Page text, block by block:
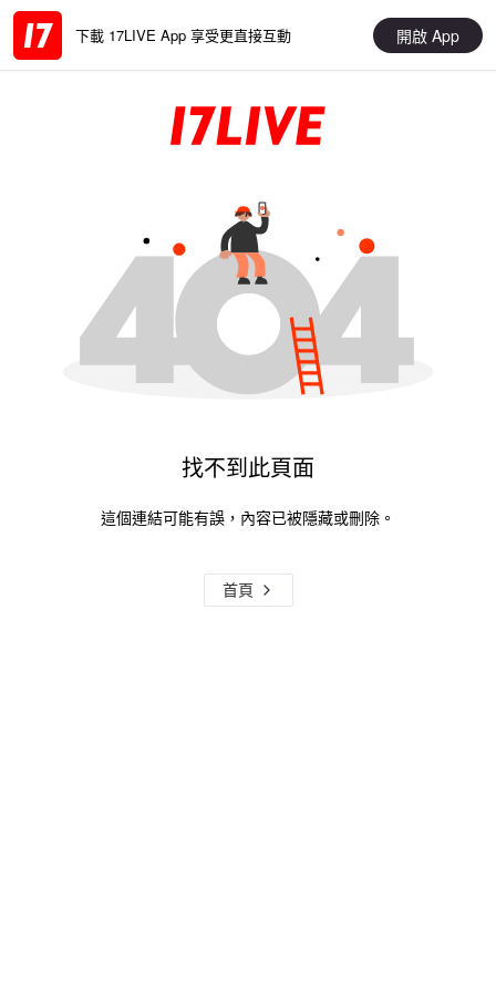
下載 17LIVE App 享受更直接互動 開啟 App
找不到此頁面
這個連結可能有誤，內容已被隱藏或刪除。
首頁